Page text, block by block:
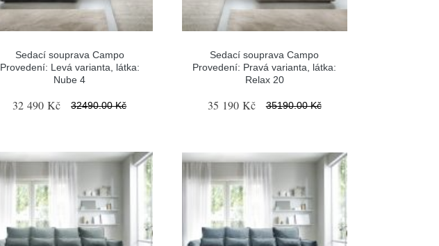
Sedací souprava Campo
Provedení: Levá varianta, látka:
Nube 4
32 490 Kč 32490.00 Kč
Sedací souprava Campo
Provedení: Pravá varianta, látka:
Relax 20
35 190 Kč 35190.00 Kč